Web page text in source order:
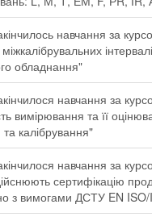
навчання за
обладнання"
навчання за
вимірювання та її
калібрування"
навчання за
сертифікацію
з вимогами ДСТУ EN